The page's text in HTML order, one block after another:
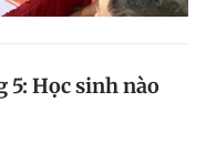
5: Học sinh nào